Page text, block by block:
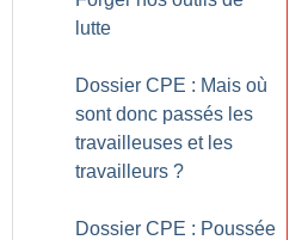
lutte
Dossier CPE : Mais où
sont donc passés les
travailleuses et les
travailleurs ?
Dossier CPE : Poussée